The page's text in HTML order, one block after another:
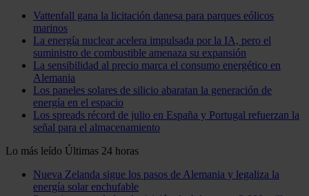
Vattenfall gana la licitación danesa para parques eólicos
marinos
La energía nuclear acelera impulsada por la IA, pero el
suministro de combustible amenaza su expansión
La sensibilidad al precio marca el consumo energético en
Alemania
Los paneles solares de silicio abaratan la generación de
energía en el espacio
Los spreads récord de julio en España y Portugal refuerzan la
señal para el almacenamiento
Lo más leído Últimas 24 horas
Nueva Zelanda sigue los pasos de Alemania y legaliza la
energía solar enchufable